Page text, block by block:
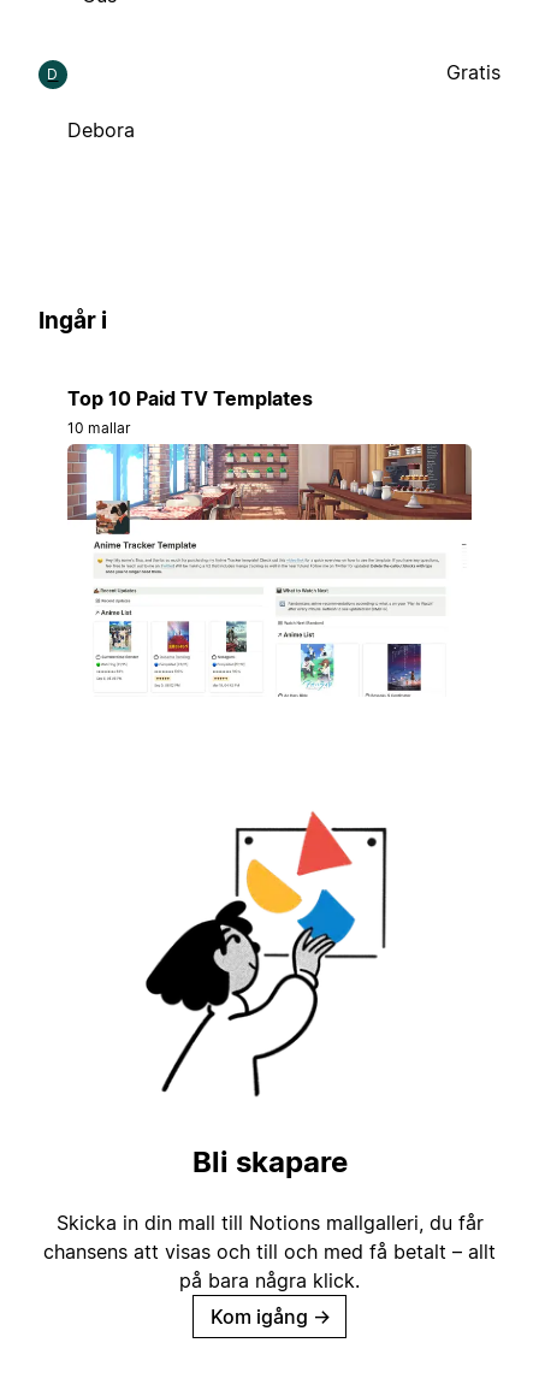
D
Debora
Gratis
Ingår i
Top 10 Paid TV Templates
10 mallar
Bli skapare
Skicka in din mall till Notions mallgalleri, du får
chansens att visas och till och med få betalt – allt
på bara några klick.
Kom igång →